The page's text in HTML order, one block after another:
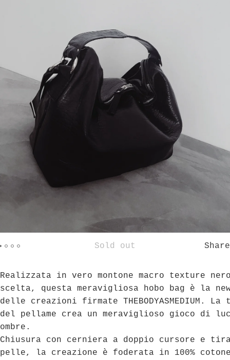
Sold out Share
Realizzata in vero montone macro texture
scelta, questa meravigliosa hobo bag è la
delle creazioni firmate THEBODYASMEDIUM. La
del pellame crea un meraviglioso gioco di
ombre.
Chiusura con cerniera a doppio cursore e
pelle, la creazione è foderata in 100%